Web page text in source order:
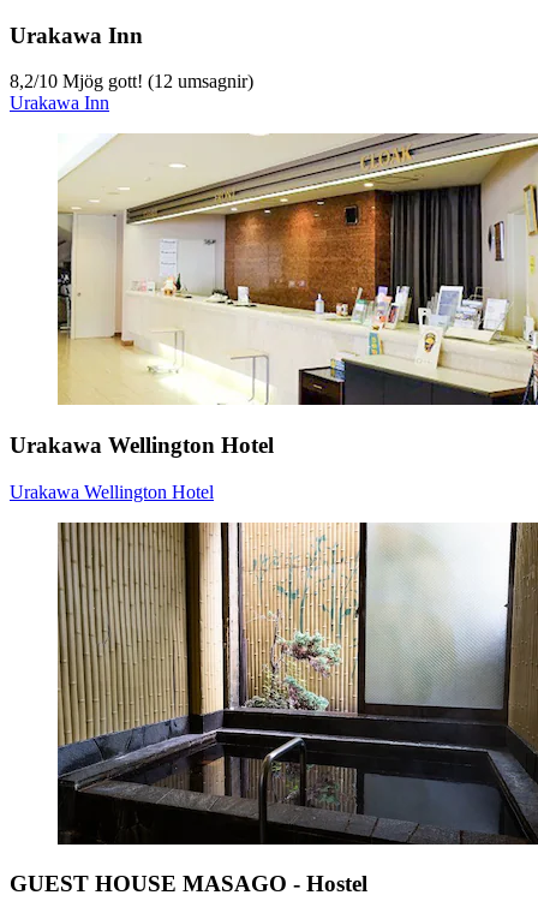
Urakawa Inn
8,2/10 Mjög gott! (12 umsagnir)
Urakawa Inn
Urakawa Wellington Hotel
Urakawa Wellington Hotel
GUEST HOUSE MASAGO - Hostel